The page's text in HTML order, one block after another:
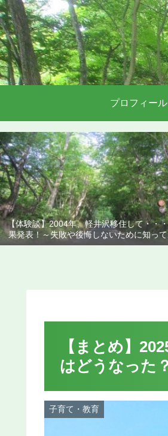
プロフィール
【体験談】2004年、軽井沢移住して・・
果発表！～失敗や後悔しないために知っ
いこと
【まとめ】
はどうなった
子育て・教育